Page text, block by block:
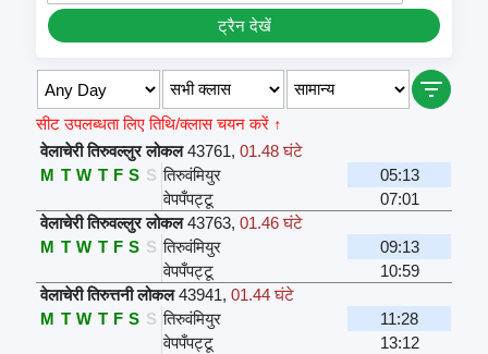
ट्रैन देखें
सीट उपलब्धता लिए तिथि/क्लास चयन करें ↑
वेलाचेरी तिरुवल्लुर लोकल 43761,01.48 घंटे
M T W T F S S तिरुवंमियुर
05:13
वेपपँपट्टू
07:01
वेलाचेरी तिरुवल्लुर लोकल 43763,01.46 घंटे
M T W T F S S तिरुवंमियुर
09:13
वेपपँपट्टू
10:59
वेलाचेरी तिरुत्तनी लोकल 43941,01.44 घंटे
M T W T F S S तिरुवंमियुर
11:28
वेपपँपट्टू
13:12